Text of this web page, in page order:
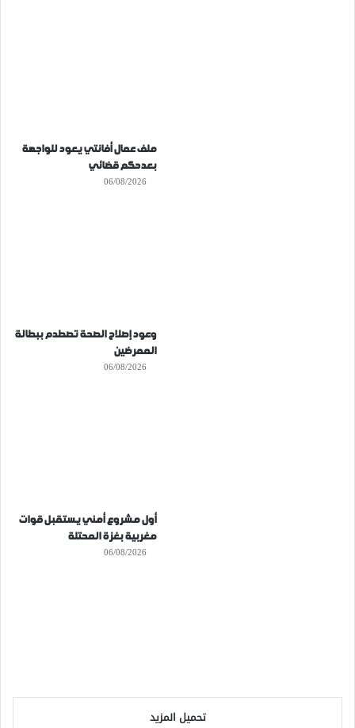
ملف عمال أفانتي يعود للواجهة
بعدحكم قضائي
06/08/2026
وعود إصلاح الصحة تصطدم ببطالة
الممرضين
06/08/2026
أول مشروع أمني يستقبل قوات
مغربية بغزة المحتلة
06/08/2026
تحميل المزيد